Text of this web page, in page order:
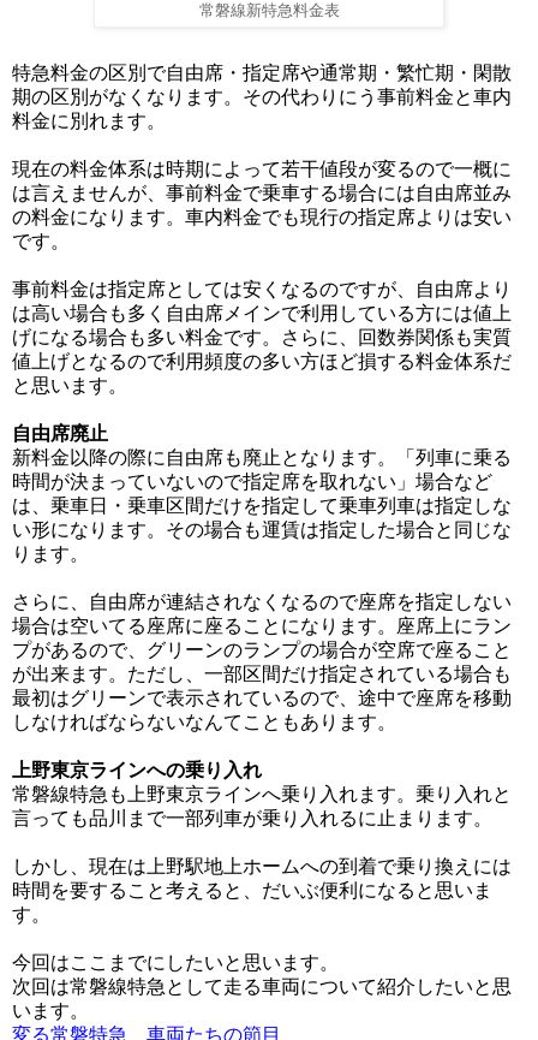
常磐線新特急料金表
特急料金の区別で自由席・指定席や通常期・繁忙期・閑散
期の区別がなくなります。その代わりにう事前料金と車内
料金に別れます。
現在の料金体系は時期によって若干値段が変るので一概に
は言えませんが、事前料金で乗車する場合には自由席並み
の料金になります。車内料金でも現行の指定席よりは安い
です。
事前料金は指定席としては安くなるのですが、自由席より
は高い場合も多く自由席メインで利用している方には値上
げになる場合も多い料金です。さらに、回数券関係も実質
値上げとなるので利用頻度の多い方ほど損する料金体系だ
と思います。
自由席廃止
新料金以降の際に自由席も廃止となります。「列車に乗る
時間が決まっていないので指定席を取れない」場合など
は、乗車日・乗車区間だけを指定して乗車列車は指定しな
い形になります。その場合も運賃は指定した場合と同じな
ります。
さらに、自由席が連結されなくなるので座席を指定しない
場合は空いてる座席に座ることになります。座席上にラン
プがあるので、グリーンのランプの場合が空席で座ること
が出来ます。ただし、一部区間だけ指定されている場合も
最初はグリーンで表示されているので、途中で座席を移動
しなければならないなんてこともあります。
上野東京ラインへの乗り入れ
常磐線特急も上野東京ラインへ乗り入れます。乗り入れと
言っても品川まで一部列車が乗り入れるに止まります。
しかし、現在は上野駅地上ホームへの到着で乗り換えには
時間を要すること考えると、だいぶ便利になると思いま
す。
今回はここまでにしたいと思います。
次回は常磐線特急として走る車両について紹介したいと思
います。
変る常磐特急 車両たちの節目